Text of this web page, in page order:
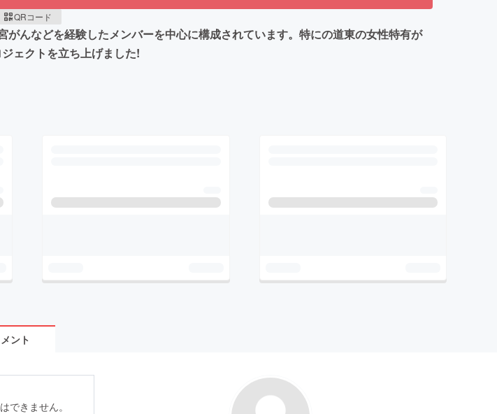
QRコード
んなどを経験したメンバーを中心に構成されています。特にの道東の女性特有が
ェクトを立ち上げました!
ント
できません。